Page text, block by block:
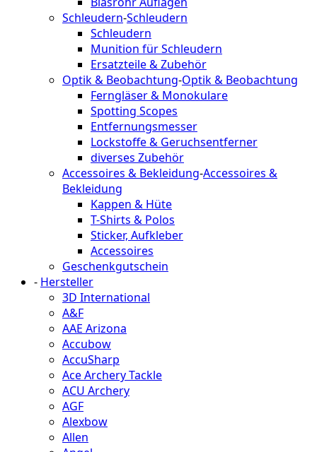
Schleudern-Schleudern
Schleudern
Munition für Schleudern
Ersatzteile & Zubehör
Optik & Beobachtung-Optik & Beobachtung
Ferngläser & Monokulare
Spotting Scopes
Entfernungsmesser
Lockstoffe & Geruchsentferner
diverses Zubehör
Accessoires & Bekleidung-Accessoires &
Bekleidung
Kappen & Hüte
T-Shirts & Polos
Sticker, Aufkleber
Accessoires
Geschenkgutschein
- Hersteller
3D International
A&F
AAE Arizona
Accubow
AccuSharp
Ace Archery Tackle
ACU Archery
AGF
Alexbow
Allen